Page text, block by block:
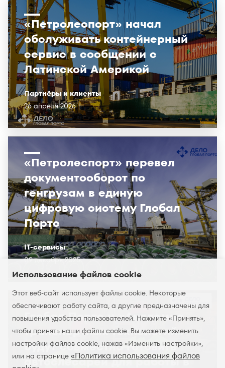
«Петролеспорт» начал
обслуживать контейнерный
сервис в сообщении с
Латинской Америкой
Партнёры и клиенты
26 апреля 2026
«Петролеспорт» перевел
документооборот по
генгрузам в единую
цифровую систему Глобал
Портс
IT-сервисы
09 декабря 2025
Глобал Портс и «Академия
транспортных технологий»
будут совместно готовить
автослесарей для работы в
Использование файлов cookie
Этот веб-сайт использует файлы cookie. Некоторые
обеспечивают работу сайта, а другие предназначены для
повышения удобства пользователей. Нажмите «Принять»,
чтобы принять наши файлы cookie. Вы можете изменить
настройки файлов cookie, нажав «Изменить настройки»,
или на странице «Политика использования файлов